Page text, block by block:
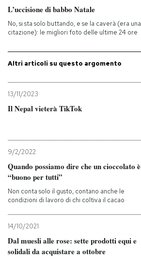
CALENDARIO
AREA PERSONALE
L’uccisione di babbo Natale
No, si sta solo buttando, e se la caverà (era una
citazione): le migliori foto delle ultime 24 ore
Altri articoli su questo argomento
13/11/2023
Il Nepal vieterà TikTok
9/2/2022
Quando possiamo dire che un cioccolato è
“buono per tutti”
Non conta solo il gusto, contano anche le
condizioni di lavoro di chi coltiva il cacao
14/10/2021
Dal muesli alle rose: sette prodotti equi e
solidali da acquistare a ottobre